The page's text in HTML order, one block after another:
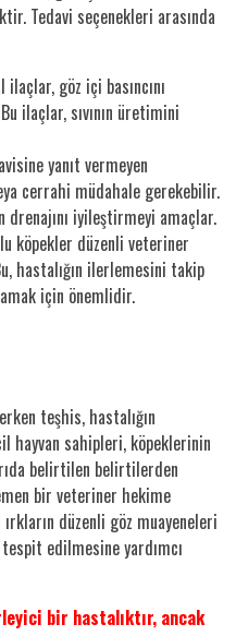
Tedavi seçenekleri arasında
göz içi basıncını
ilaçlar, sıvının üretimini
yanıt vermeyen
cerrahi müdahale gerekebilir.
drenajını iyileştirmeyi amaçlar.
köpekler düzenli veteriner
hastalığın ilerlemesini takip
için önemlidir.
teşhis, hastalığın
hayvan sahipleri, köpeklerinin
belirtilen belirtilerden
bir veteriner hekime
düzenli göz muayeneleri
edilmesine yardımcı
bir hastalıktır, ancak